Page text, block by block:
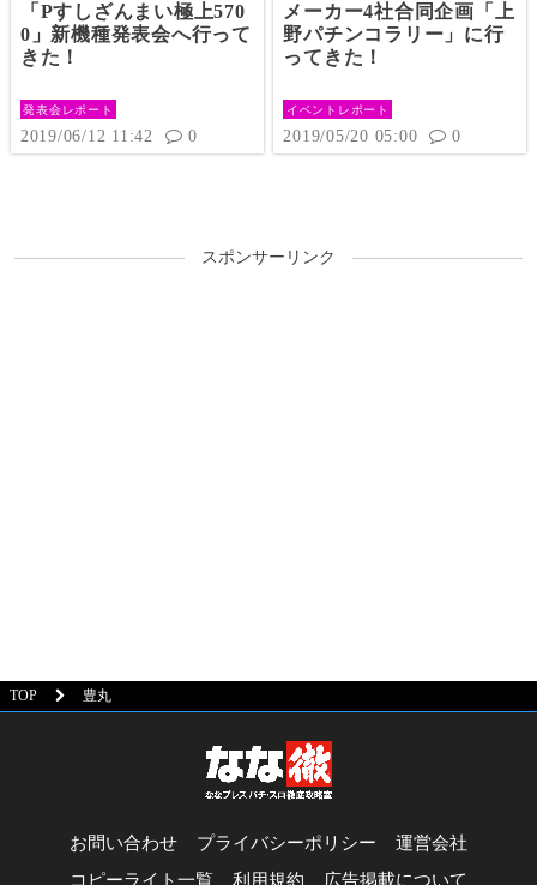
「Pすしざんまい極上570
0」新機種発表会へ行って
きた！
発表会レポート
2019/06/12 11:42 0
メーカー4社合同企画「上
野パチンコラリー」に行
ってきた！
イベントレポート
2019/05/20 05:00 0
スポンサーリンク
TOP 豊丸
お問い合わせ プライバシーポリシー
運営会社
コピーライト一覧
利用規約 広告掲載について